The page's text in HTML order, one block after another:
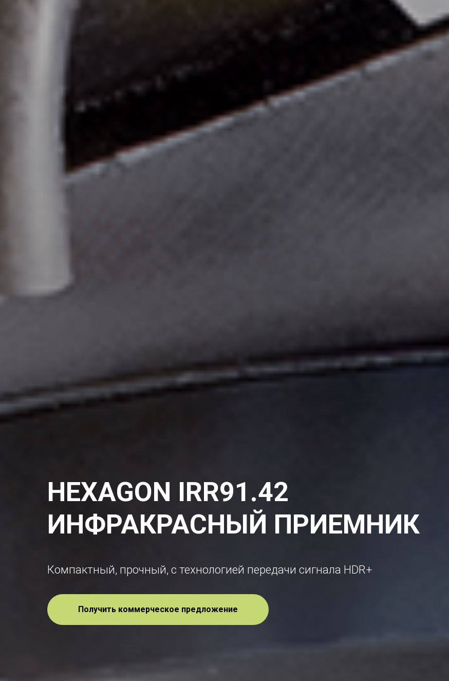
HEXAGON IRR91.42
ИНФРАКРАСНЫЙ ПРИЕМНИК
Компактный, прочный, с технологией передачи сигнала HDR+
Получить коммерческое предложение